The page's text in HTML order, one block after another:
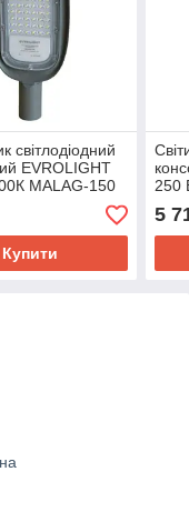
світлодіодний
EVROLIGHT
MALAG-150
IP65
Купити
250
5